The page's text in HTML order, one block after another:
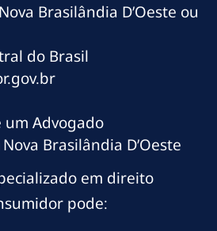
Brasilândia D’Oeste ou
do Brasil
um Advogado
Brasilândia D’Oeste
em direito
pode: